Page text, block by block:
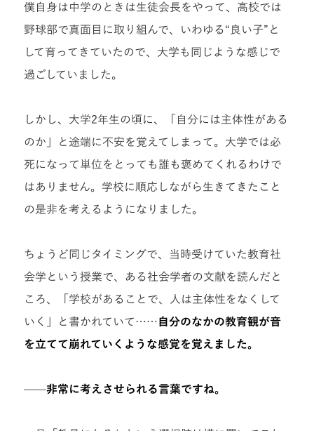
僕自身は中学のときは生徒会長をやって、高校では
野球部で真面目に取り組んで、いわゆる“良い子”と
して育ってきていたので、大学も同じような感じで
過ごしていました。
しかし、大学2年生の頃に、「自分には主体性がある
のか」と途端に不安を覚えてしまって。大学では必
死になって単位をとっても誰も褒めてくれるわけで
はありません。学校に順応しながら生きてきたこと
の是非を考えるようになりました。
ちょうど同じタイミングで、当時受けていた教育社
会学という授業で、ある社会学者の文献を読んだと
ころ、「学校があることで、人は主体性をなくして
いく」と書かれていて……自分のなかの教育観が音
を立てて崩れていくような感覚を覚えました。
——非常に考えさせられる言葉ですね。